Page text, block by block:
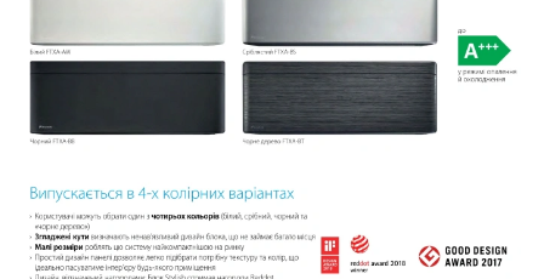
температури вентилятор продовжує працювати, щоб отримати
рівномірну температуру по всьому будинку.
• Інтелектуальний термодатчик
Інтелектуальний термодатчик визначає поточну температуру у
приміщенні та рівномірно розподіляє повітря по всій кімнаті, а
потім блок переходить у потоковий режим, спрямовуючи тепле
або прохолодне повітря у відповідні області.
Можливість зниження рівня вологості без зміни температури у
приміщенні.
• Flash Streamer
Виробляє швидкі електрони, які видаляють запахи та алергени.
• Повітряний фільтр